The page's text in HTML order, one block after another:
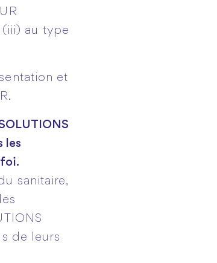
au type
et
les
sanitaire,
de leurs